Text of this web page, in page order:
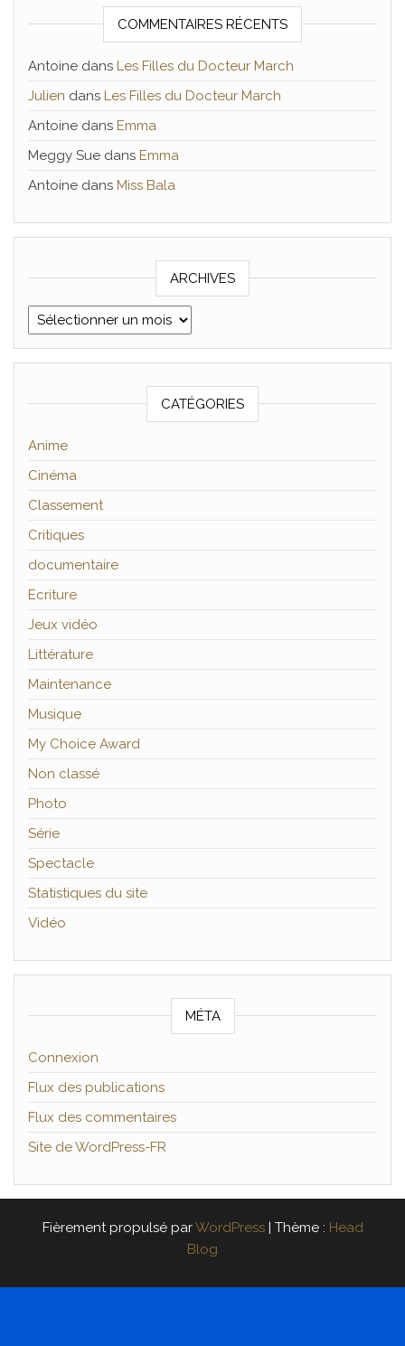
COMMENTAIRES RÉCENTS
Antoine dans Les Filles du Docteur March
Julien dans Les Filles du Docteur March
Antoine dans Emma
Meggy Sue dans Emma
Antoine dans Miss Bala
ARCHIVES
Archives
CATÉGORIES
Anime
Cinéma
Classement
Critiques
documentaire
Ecriture
Jeux vidéo
Littérature
Maintenance
Musique
My Choice Award
Non classé
Photo
Série
Spectacle
Statistiques du site
Vidéo
MÉTA
Connexion
Flux des publications
Flux des commentaires
Site de WordPress-FR
Fièrement propulsé parWordPress | Thème : Head
Blog